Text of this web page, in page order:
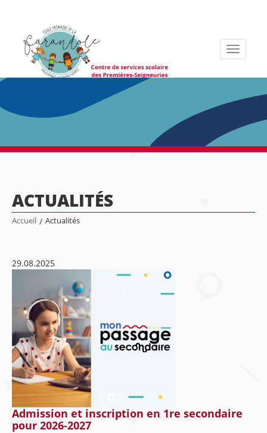
Toggle
ACTUALITÉS
Accueil / Actualités
29.08.2025
Admission et inscription en 1re secondaire
pour 2026-2027